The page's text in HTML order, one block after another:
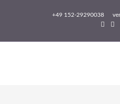
+49 152-29290038